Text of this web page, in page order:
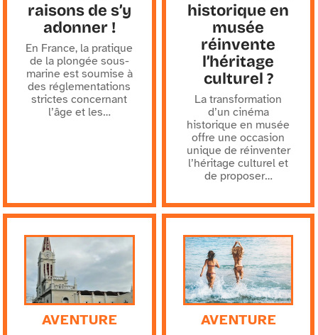
raisons de s’y
adonner !
En France, la pratique
de la plongée sous-
marine est soumise à
des réglementations
strictes concernant
l’âge et les…
historique en
musée
réinvente
l’héritage
culturel ?
La transformation
d’un cinéma
historique en musée
offre une occasion
unique de réinventer
l’héritage culturel et
de proposer…
AVENTURE AVENTURE